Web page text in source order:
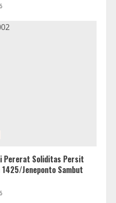
Pererat Soliditas Persit
1425/Jeneponto Sambut